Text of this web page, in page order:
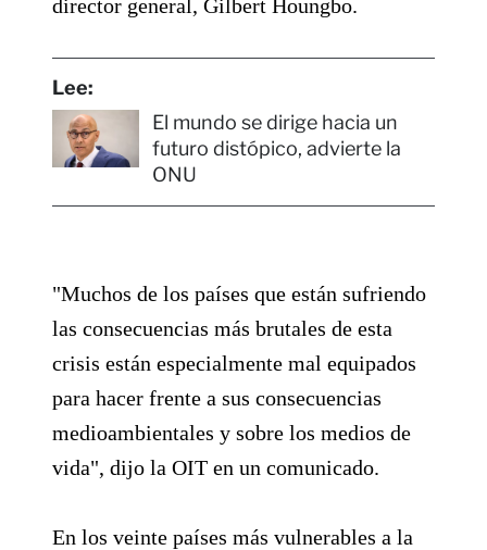
director general, Gilbert Houngbo.
Lee:
El mundo se dirige hacia un
futuro distópico, advierte la
ONU
"Muchos de los países que están sufriendo
las consecuencias más brutales de esta
crisis están especialmente mal equipados
para hacer frente a sus consecuencias
medioambientales y sobre los medios de
vida", dijo la OIT en un comunicado.
En los veinte países más vulnerables a la